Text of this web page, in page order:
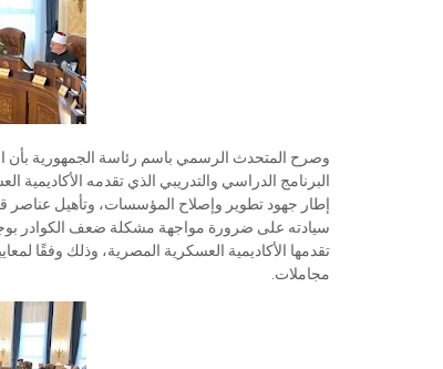
وصرح المتحدث الرسمي باسم رئاسة الجمهورية بأن
البرنامج الدراسي والتدريبي الذي تقدمه الأكاديمية
إطار جهود تطوير وإصلاح المؤسسات، وتأهيل عناصر
سيادته على ضرورة مواجهة مشكلة ضعف الكوادر بوجه
تقدمها الأكاديمية العسكرية المصرية، وذلك وفقًا
مجاملات.